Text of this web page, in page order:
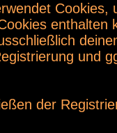
enthalten
und
der